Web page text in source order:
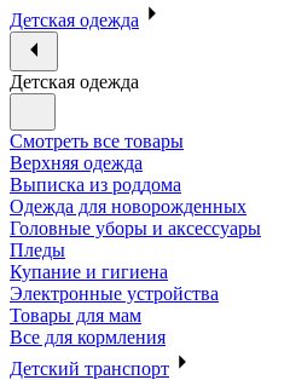
Детская одежда
Детская одежда
Смотреть все товары
Верхняя одежда
Выписка из роддома
Одежда для новорожденных
Головные уборы и аксессуары
Пледы
Купание и гигиена
Электронные устройства
Товары для мам
Все для кормления
Детский транспорт